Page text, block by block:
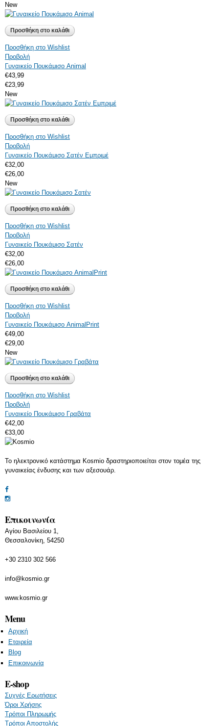
New
Προσθήκη στο Wishlist
Προβολή
Γυναικείο Πουκάμισο Animal
€43,99
€23,99
New
Προσθήκη στο Wishlist
Προβολή
Γυναικείο Πουκάμισο Σατέν Εμπριμέ
€32,00
€26,00
New
Προσθήκη στο Wishlist
Προβολή
Γυναικείο Πουκάμισο Σατέν
€32,00
€26,00
Προσθήκη στο Wishlist
Προβολή
Γυναικείο Πουκάμισο AnimalPrint
€49,00
€29,00
New
Προσθήκη στο Wishlist
Προβολή
Γυναικείο Πουκάμισο Γραβάτα
€42,00
€33,00
Το ηλεκτρονικό κατάστημα Kosmio δραστηριοποιείται στον τομέα της
γυναικείας ένδυσης και των αξεσουάρ.
Επικοινωνία
Αγίου Βασιλείου 1,
Θεσσαλονίκη, 54250
+30 2310 302 566
info@kosmio.gr
www.kosmio.gr
Menu
Αρχική
Εταιρεία
Blog
Επικοινωνία
E-shop
Συχνές Ερωτήσεις
Όροι Χρήσης
Τρόποι Πληρωμής
Τρόποι Αποστολής